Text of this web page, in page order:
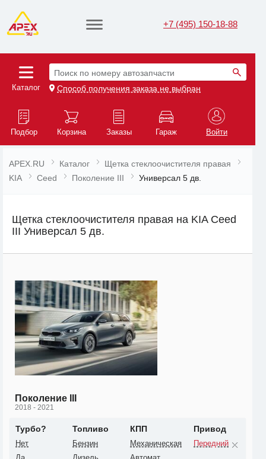
+7 (495) 150-18-88
Каталог
Поиск по номеру автозапчасти
Способ получения заказа не выбран
Подбор Корзина Заказы Гараж Войти
APEX.RU Каталог
Щетка стеклоочистителя правая
KIA
Ceed Поколение III Универсал 5 дв.
Щетка стеклоочистителя правая на KIA Ceed
III Универсал 5 дв.
Поколение III
2018 - 2021
Турбо?
Нет
Топливо
Бензин
КПП
Механическая
Привод
Передний